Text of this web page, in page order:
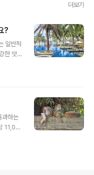
더보기
?
일반적
한 맛
연근
니다.
장이
입니
많습
과하는
11,00
에